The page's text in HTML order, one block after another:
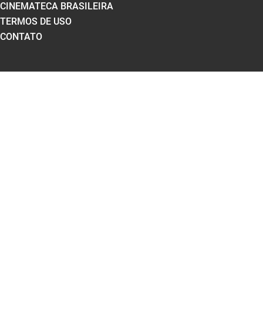
CINEMATECA BRASILEIRA
TERMOS DE USO
CONTATO